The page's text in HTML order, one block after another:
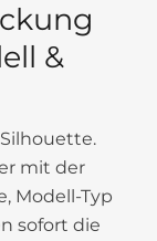
&
mit der
Modell-Typ
sofort die